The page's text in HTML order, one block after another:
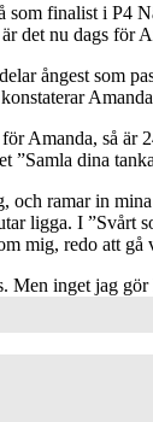
som finalist i P4
det nu dags för
ångest som
Amanda, så är
”Samla dina
ramar in
ligga. I ”Svårt
mig, redo att
inget jag